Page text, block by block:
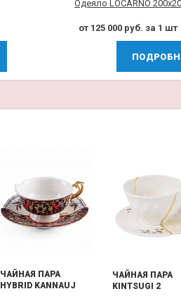
Одеяло LOCARNO
от 125 000 руб. за 1 шт
ЧАЙНАЯ ПАРА
HYBRID KANNAUJ
ЧАЙНАЯ ПАРА
KINTSUGI 2